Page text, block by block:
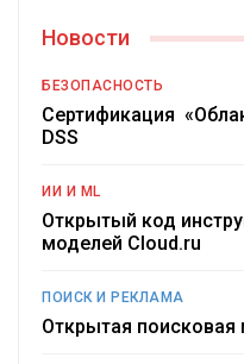
Новости
БЕЗОПАСНОСТЬ
Сертификация
DSS
ИИ И ML
Открытый код
моделей Cloud.ru
ПОИСК И РЕКЛАМА
Открытая поисковая